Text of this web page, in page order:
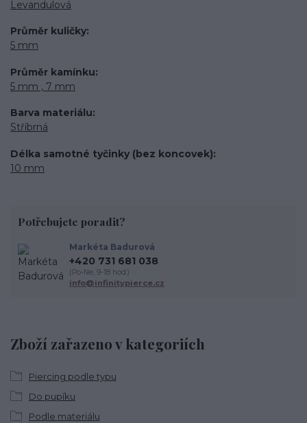
Levandulová
Průměr kuličky
5 mm
Průměr kamínku
5 mm , 7 mm
Barva materiálu
Stříbrná
Délka samotné tyčinky (bez koncovek)
10 mm
Zboží zařazeno v kategoriích
Piercing podle typu
Do pupíku
Podle materiálu
Potřebujete poradit?
Markéta Badurová
+420 731 681 038
(Po-Ne, 9-18 hod.)
info@infinitypierce.cz